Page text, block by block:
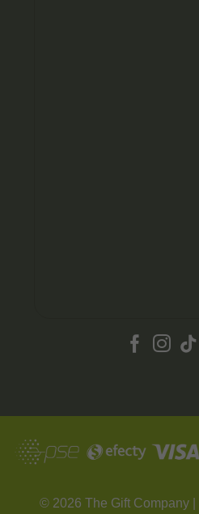
© 2026 The Gift Company |